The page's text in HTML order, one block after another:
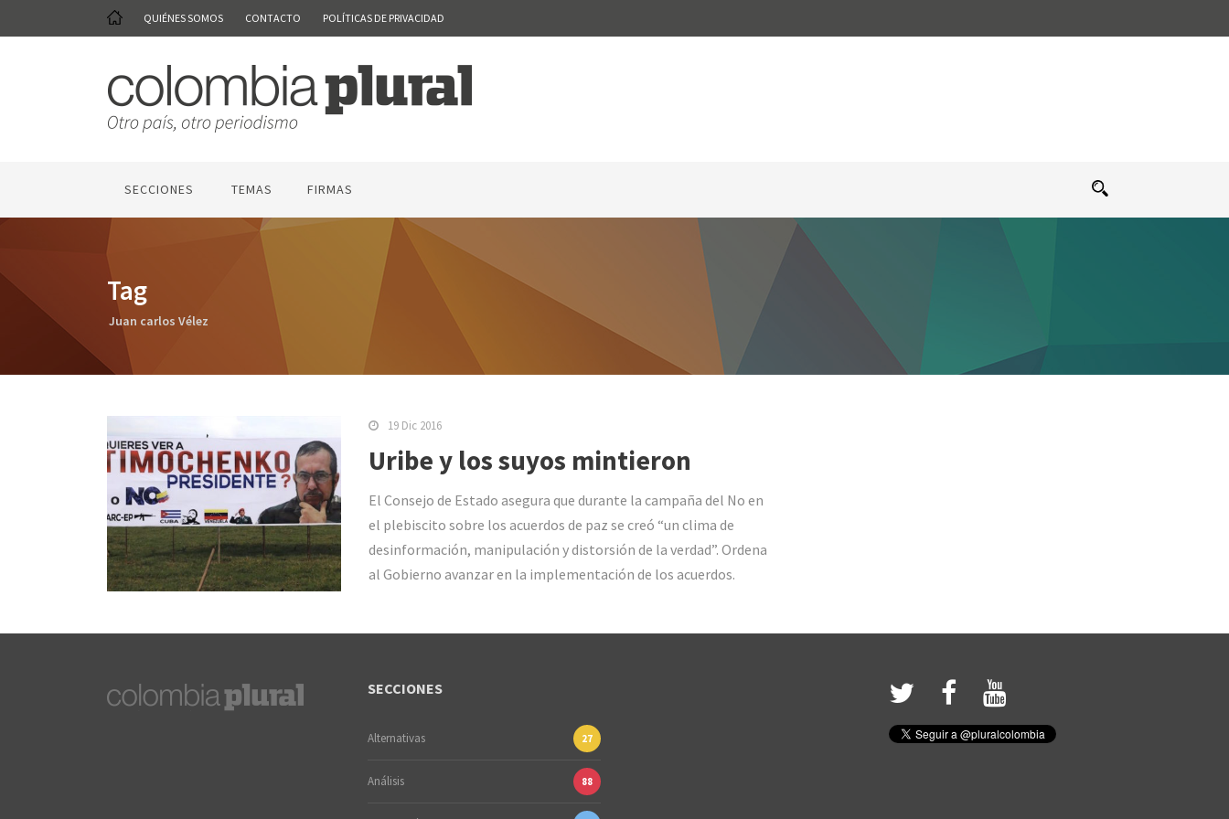
QUIÉNES SOMOS CONTACTO POLÍTICAS DE PRIVACIDAD
SECCIONES TEMAS FIRMAS
Tag
Juan carlos Vélez
19 Dic 2016
Uribe y los suyos mintieron
El Consejo de Estado asegura que durante la campaña del No en
el plebiscito sobre los acuerdos de paz se creó “un clima de
desinformación, manipulación y distorsión de la verdad”. Ordena
al Gobierno avanzar en la implementación de los acuerdos.
SECCIONES
Alternativas 27
Análisis 88